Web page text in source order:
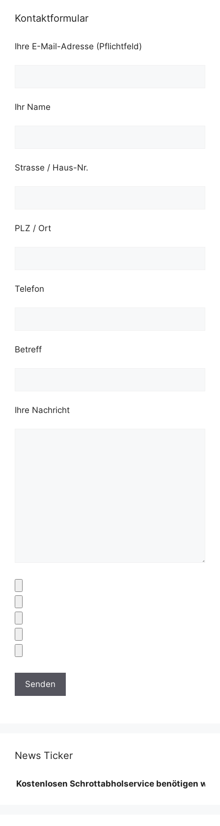
Kontaktformular
Ihre E-Mail-Adresse (Pflichtfeld)
Ihr Name
Strasse / Haus-Nr.
PLZ / Ort
Telefon
Betreff
Ihre Nachricht
News Ticker
Schrottabholservice benötigen wir eine